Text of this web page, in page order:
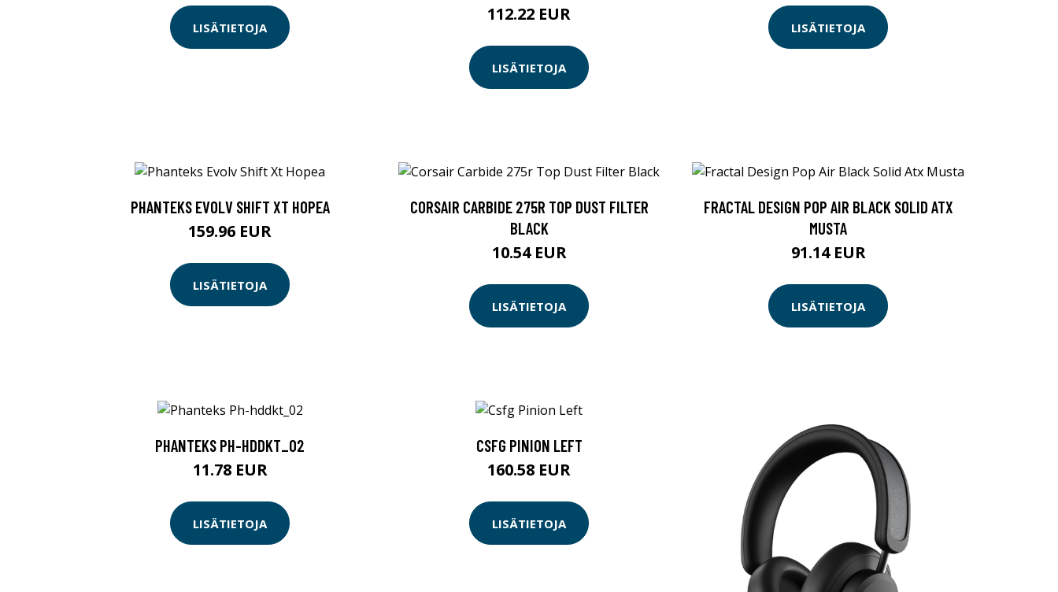
LISÄTIETOJA
112.22 EUR
LISÄTIETOJA
LISÄTIETOJA
PHANTEKS EVOLV SHIFT XT HOPEA
159.96 EUR
LISÄTIETOJA
CORSAIR CARBIDE 275R TOP DUST FILTER
BLACK
10.54 EUR
LISÄTIETOJA
FRACTAL DESIGN POP AIR BLACK SOLID ATX
MUSTA
91.14 EUR
LISÄTIETOJA
PHANTEKS PH-HDDKT_02
11.78 EUR
LISÄTIETOJA
CSFG PINION LEFT
160.58 EUR
LISÄTIETOJA